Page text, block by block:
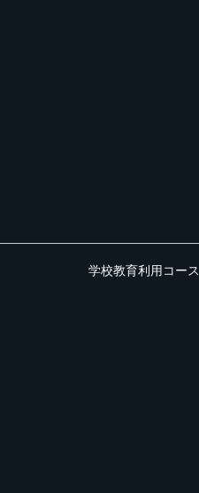
学校教育利用コース